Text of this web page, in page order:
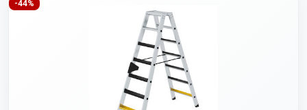
-44%